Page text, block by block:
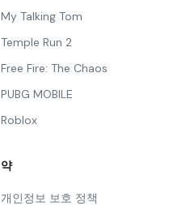
My Talking Tom
Temple Run 2
Free Fire: The Chaos
PUBG MOBILE
Roblox
약
개인정보 보호 정책